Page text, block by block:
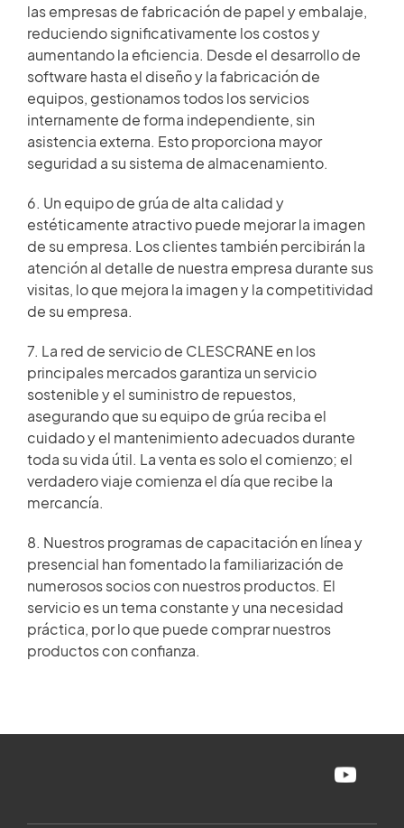
las empresas de fabricación de papel y embalaje,
reduciendo significativamente los costos y
aumentando la eficiencia. Desde el desarrollo de
software hasta el diseño y la fabricación de
equipos, gestionamos todos los servicios
internamente de forma independiente, sin
asistencia externa. Esto proporciona mayor
seguridad a su sistema de almacenamiento.
6. Un equipo de grúa de alta calidad y
estéticamente atractivo puede mejorar la imagen
de su empresa. Los clientes también percibirán la
atención al detalle de nuestra empresa durante sus
visitas, lo que mejora la imagen y la competitividad
de su empresa.
7. La red de servicio de CLESCRANE en los
principales mercados garantiza un servicio
sostenible y el suministro de repuestos,
asegurando que su equipo de grúa reciba el
cuidado y el mantenimiento adecuados durante
toda su vida útil. La venta es solo el comienzo; el
verdadero viaje comienza el día que recibe la
mercancía.
8. Nuestros programas de capacitación en línea y
presencial han fomentado la familiarización de
numerosos socios con nuestros productos. El
servicio es un tema constante y una necesidad
práctica, por lo que puede comprar nuestros
productos con confianza.